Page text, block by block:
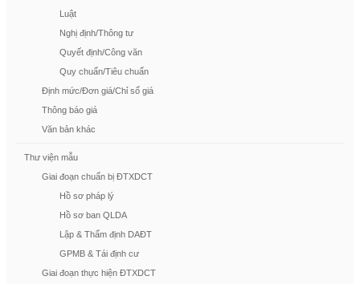
Luật
Nghị định/Thông tư
Quyết định/Công văn
Quy chuẩn/Tiêu chuẩn
Định mức/Đơn giá/Chỉ số giá
Thông báo giá
Văn bản khác
Thư viện mẫu
Giai đoạn chuẩn bị ĐTXDCT
Hồ sơ pháp lý
Hồ sơ ban QLDA
Lập & Thẩm định DAĐT
GPMB & Tái định cư
Giai đoạn thực hiện ĐTXDCT